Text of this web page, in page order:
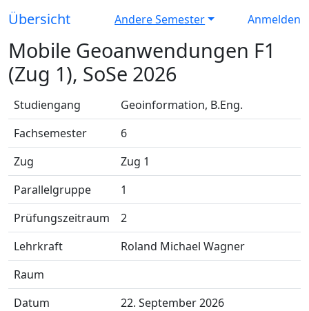
Übersicht Andere Semester Anmelden
Mobile Geoanwendungen F1
(Zug 1), SoSe 2026
Studiengang
Geoinformation, B.Eng.
Fachsemester
6
Zug
Zug 1
Parallelgruppe
1
Prüfungszeitraum
2
Lehrkraft
Roland Michael Wagner
Raum
Datum
22. September 2026